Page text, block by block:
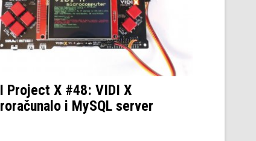
Project X #48: VIDI X
i MySQL server